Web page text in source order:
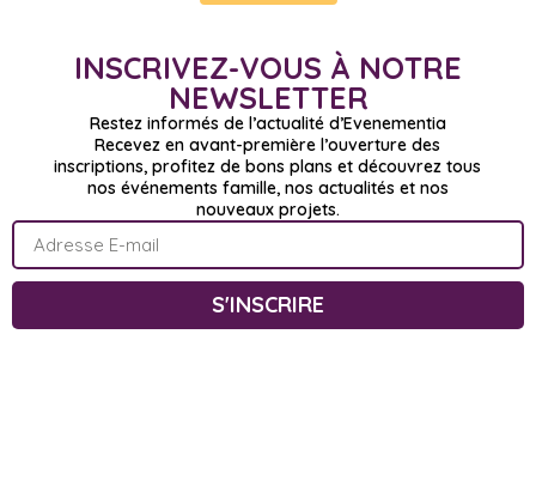
INSCRIVEZ-VOUS À NOTRE
NEWSLETTER
Restez informés de l’actualité d’Evenementia
Recevez en avant-première l’ouverture des
inscriptions, profitez de bons plans et découvrez tous
nos événements famille, nos actualités et nos
nouveaux projets.
S'INSCRIRE